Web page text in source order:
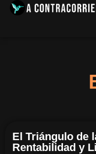
El Triángulo de
Rentabilidad y